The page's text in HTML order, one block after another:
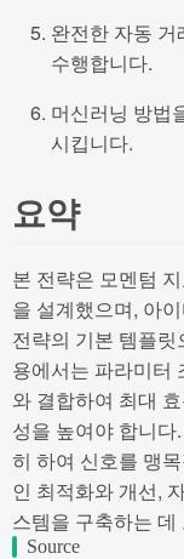
완전한 자동
수행합니다.
머신러닝 방법
시킵니다.
요약
본 전략은 모멘텀
을 설계했으며, 아
전략의 기본 템플
용에서는 파라미터
와 결합하여 최대
성을 높여야 합니
히 하여 신호를 맹
인 최적화와 개선,
스템을 구축하는
Source